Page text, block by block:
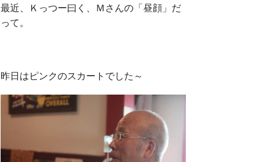
最近、Ｋっつー曰く、Ｍさんの「昼顔」だ
って。
昨日はピンクのスカートでした～